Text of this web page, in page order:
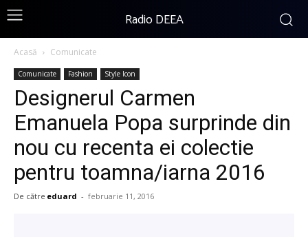
Radio DEEA
Acasă Comunicate
Comunicate Fashion Style Icon
Designerul Carmen
Emanuela Popa surprinde din
nou cu recenta ei colectie
pentru toamna/iarna 2016
De către eduard - februarie 11, 2016